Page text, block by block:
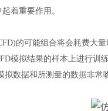
着重要作用。
的可能组合将会耗费大
模拟结果的样本上进行
拟数据和所测量的数据非常